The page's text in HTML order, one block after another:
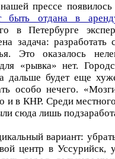
прессе
быть отдана в
в Петербурге
задача: разработать
Это оказалось
«рывка» нет.
дальше будет еще
особо нечего.
в КНР. Среди местного
сюда лишь
вариант:
центр в Уссурийск,